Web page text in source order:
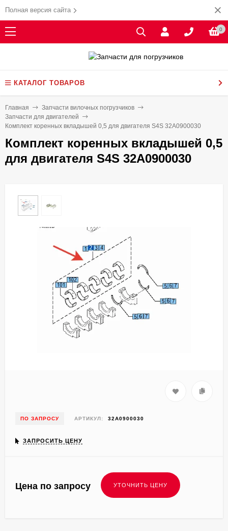
Полная версия сайта
0
КАТАЛОГ ТОВАРОВ
Главная
Запчасти вилочных погрузчиков
Запчасти для двигателей
Комплект коренных вкладышей 0,5 для двигателя S4S 32A0900030
Комплект коренных вкладышей 0,5
для двигателя S4S 32A0900030
ПО ЗАПРОСУ АРТИКУЛ: 32A0900030
ЗАПРОСИТЬ ЦЕНУ
Цена по запросу